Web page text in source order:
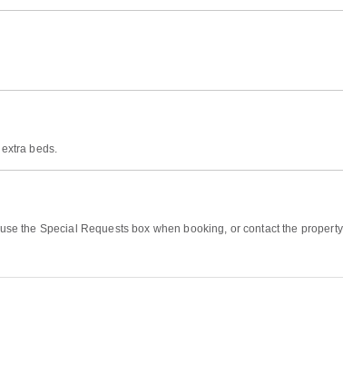
beds.
the Special Requests box when booking, or contact the